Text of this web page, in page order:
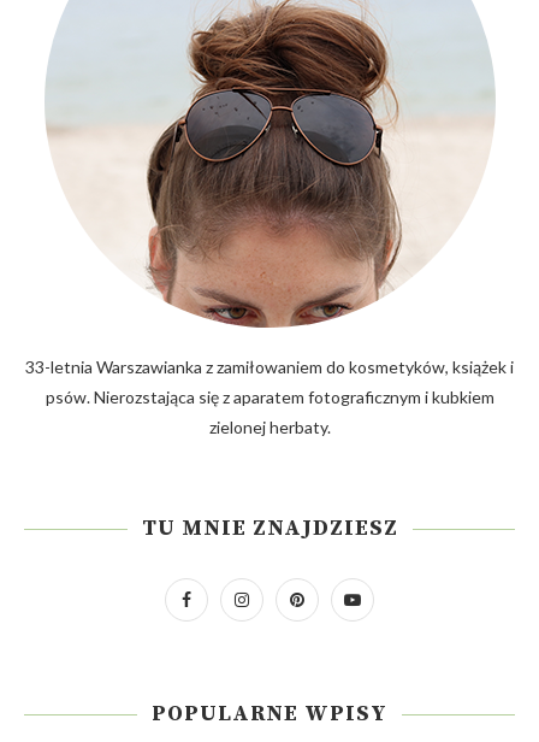
33-letnia Warszawianka z zamiłowaniem do kosmetyków, książek i
psów. Nierozstająca się z aparatem fotograficznym i kubkiem
zielonej herbaty.
TU MNIE ZNAJDZIESZ
POPULARNE WPISY